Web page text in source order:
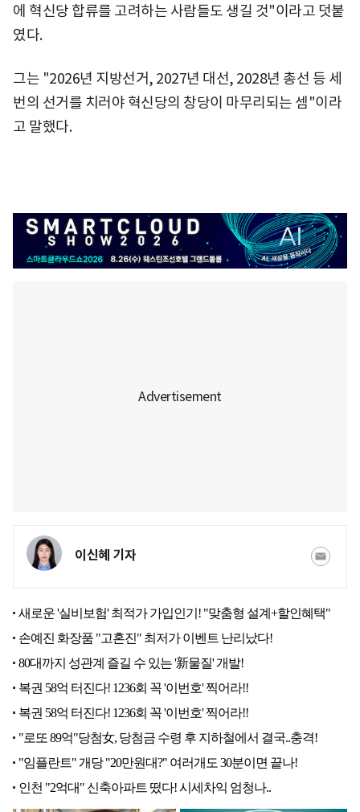
에 혁신당 합류를 고려하는 사람들도 생길 것"이라고 덧붙
였다.
그는 "2026년 지방선거, 2027년 대선, 2028년 총선 등 세
번의 선거를 치러야 혁신당의 창당이 마무리되는 셈"이라
고 말했다.
이신혜 기자